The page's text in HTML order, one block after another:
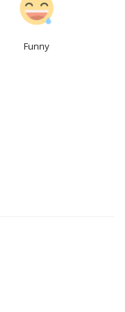
Funny